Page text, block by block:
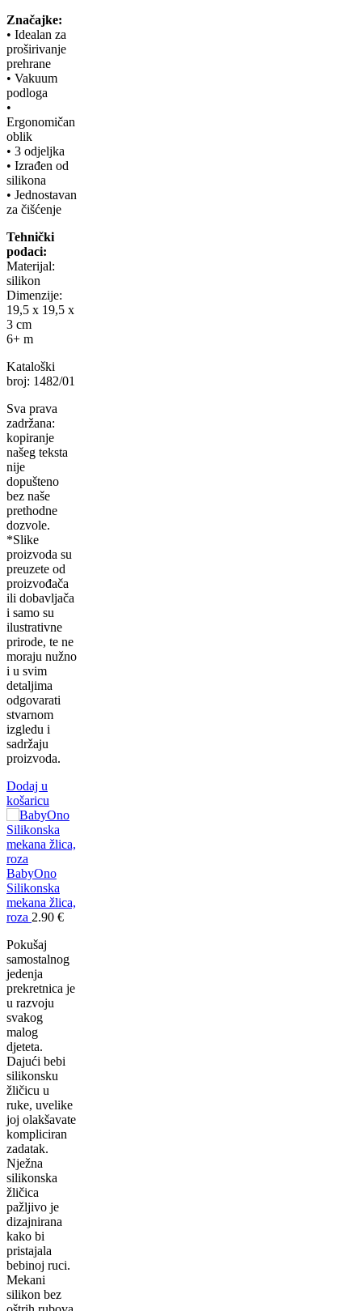
Značajke:
• Idealan za
proširivanje
prehrane
• Vakuum
podloga
•
Ergonomičan
oblik
• 3 odjeljka
• Izrađen od
silikona
• Jednostavan
za čišćenje
Tehnički
podaci:
Materijal:
silikon
Dimenzije:
19,5 x 19,5 x
3 cm
6+ m
Kataloški
broj: 1482/01
Sva prava
zadržana:
kopiranje
našeg teksta
nije
dopušteno
bez naše
prethodne
dozvole.
*Slike
proizvoda su
preuzete od
proizvođača
ili dobavljača
i samo su
ilustrativne
prirode, te ne
moraju nužno
i u svim
detaljima
odgovarati
stvarnom
izgledu i
sadržaju
proizvoda.
Dodaj u
košaricu
BabyOno
Silikonska
mekana žlica,
roza 2.90 €
Pokušaj
samostalnog
jedenja
prekretnica je
u razvoju
svakog
malog
djeteta.
Dajući bebi
silikonsku
žličicu u
ruke, uvelike
joj olakšavate
kompliciran
zadatak.
Nježna
silikonska
žličica
pažljivo je
dizajnirana
kako bi
pristajala
bebinoj ruci.
Mekani
silikon bez